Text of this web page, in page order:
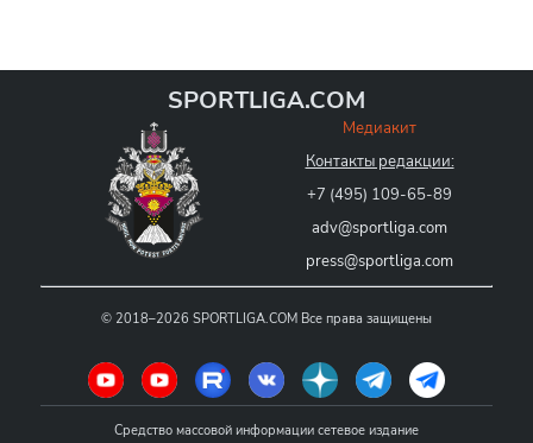
SPORTLIGA.COM
Медиакит
Контакты редакции:
+7 (495) 109-65-89
adv@sportliga.com
press@sportliga.com
© 2018–2026 SPORTLIGA.COM Все права защищены
Средство массовой информации сетевое издание